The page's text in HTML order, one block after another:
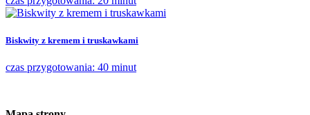
Biskwity z kremem i truskawkami
czas przygotowania: 40 minut